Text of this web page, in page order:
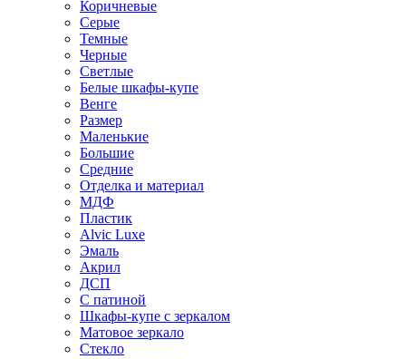
Коричневые
Серые
Темные
Черные
Светлые
Белые шкафы-купе
Венге
Размер
Маленькие
Большие
Средние
Отделка и материал
МДФ
Пластик
Alvic Luxe
Эмаль
Акрил
ДСП
С патиной
Шкафы-купе с зеркалом
Матовое зеркало
Стекло